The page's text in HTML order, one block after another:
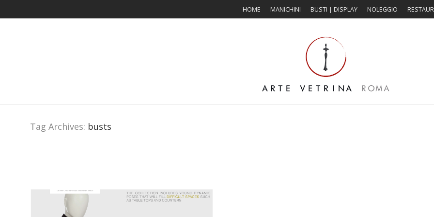
HOME MANICHINI BUSTI | DISPLAY NOLEGGIO
Tag Archives: busts